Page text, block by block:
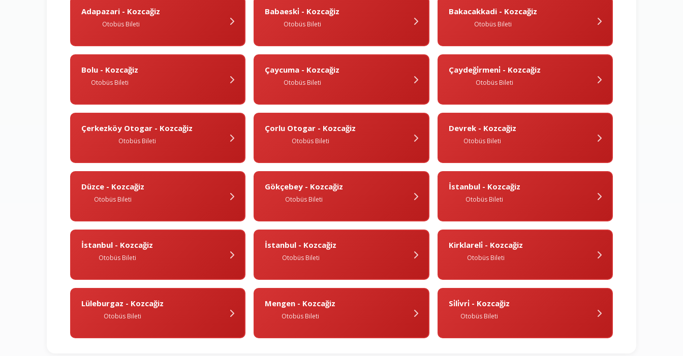
Adapazari - Kozcağiz
Otobüs Bileti
Babaeski̇ - Kozcağiz
Otobüs Bileti
Bakacakkadi - Kozcağiz
Otobüs Bileti
Bolu - Kozcağiz
Otobüs Bileti
Çaycuma - Kozcağiz
Otobüs Bileti
Çaydeği̇rmeni̇ - Kozcağiz
Otobüs Bileti
Çerkezköy Otogar - Kozcağiz
Otobüs Bileti
Çorlu Otogar - Kozcağiz
Otobüs Bileti
Devrek - Kozcağiz
Otobüs Bileti
Düzce - Kozcağiz
Otobüs Bileti
Gökçebey - Kozcağiz
Otobüs Bileti
İstanbul - Kozcağiz
Otobüs Bileti
İstanbul - Kozcağiz
Otobüs Bileti
İstanbul - Kozcağiz
Otobüs Bileti
Kirklareli̇ - Kozcağiz
Otobüs Bileti
Lüleburgaz - Kozcağiz
Otobüs Bileti
Mengen - Kozcağiz
Otobüs Bileti
Si̇li̇vri̇ - Kozcağiz
Otobüs Bileti